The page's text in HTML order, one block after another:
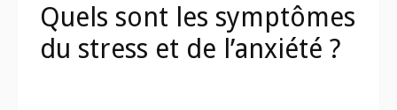
Quels sont les symptômes
du stress et de l’anxiété ?